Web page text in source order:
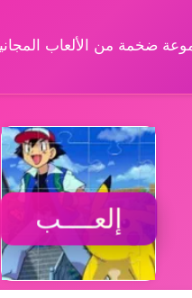
ضخمة من الألعاب
إلعــــب